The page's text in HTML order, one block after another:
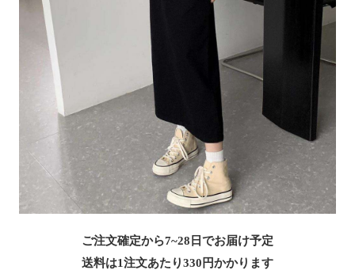
ご注文確定から7~28日でお届け予定
送料は1注文あたり330 円かかります